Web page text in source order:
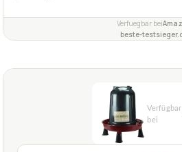
Verfuegbar bei
beste-